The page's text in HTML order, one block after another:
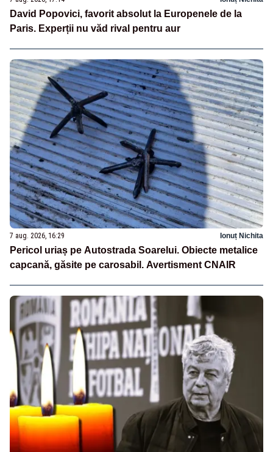
David Popovici, favorit absolut la Europenele de la
Paris. Experții nu văd rival pentru aur
7 aug. 2026, 16:29 Ionuț Nichita
Pericol uriaș pe Autostrada Soarelui. Obiecte metalice
capcană, găsite pe carosabil. Avertisment CNAIR